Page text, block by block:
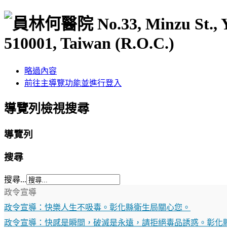
No.33, Minzu St.,
510001, Taiwan (R.O.C.)
略過內容
前往主導覽功能並進行登入
導覽列檢視搜尋
導覽列
搜尋
搜尋...
政令宣導
政令宣導：快樂人生不吸毒。彰化縣衛生局關心您。
政令宣導：快感是瞬間，破滅是永遠，請拒絕毒品誘惑。彰化